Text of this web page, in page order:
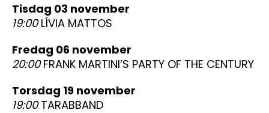
tisdag 03 november
19:00LÍVIA MATTOS
fredag 06 november
20:00FRANK MARTINI’S PARTY OF THE CENTURY
torsdag 19 november
19:00TARABBAND